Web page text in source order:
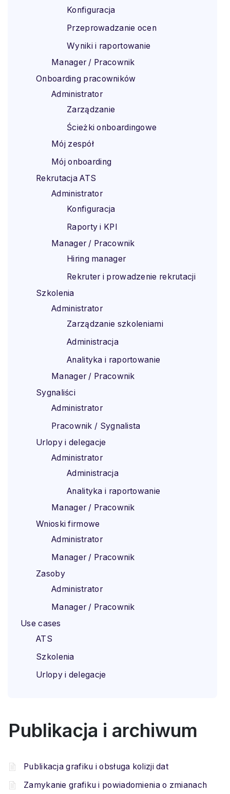
Konfiguracja
Przeprowadzanie ocen
Wyniki i raportowanie
Manager / Pracownik
Onboarding pracowników
Administrator
Zarządzanie
Ścieżki onboardingowe
Mój zespół
Mój onboarding
Rekrutacja ATS
Administrator
Konfiguracja
Raporty i KPI
Manager / Pracownik
Hiring manager
Rekruter i prowadzenie rekrutacji
Szkolenia
Administrator
Zarządzanie szkoleniami
Administracja
Analityka i raportowanie
Manager / Pracownik
Sygnaliści
Administrator
Pracownik / Sygnalista
Urlopy i delegacje
Administrator
Administracja
Analityka i raportowanie
Manager / Pracownik
Wnioski firmowe
Administrator
Manager / Pracownik
Zasoby
Administrator
Manager / Pracownik
Use cases
ATS
Szkolenia
Urlopy i delegacje
Publikacja i archiwum
Publikacja grafiku i obsługa kolizji dat
Zamykanie grafiku i powiadomienia o zmianach